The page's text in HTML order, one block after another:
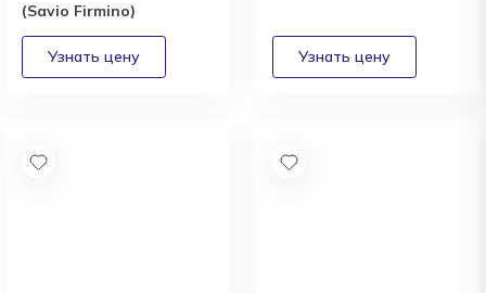
(Savio Firmino)